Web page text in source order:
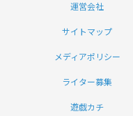
運営会社
サイトマップ
メディアポリシー
ライター募集
遊戯カチ